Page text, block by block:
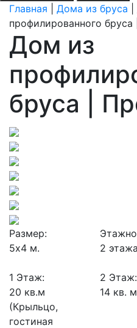
Главная
Дома из бруса
профилированного
Дом из
бруса |
Размер:
5х4 м.
2
1 Этаж:
20 кв.м
(Крыльцо,
гостиная
2 Этаж:
14 кв.